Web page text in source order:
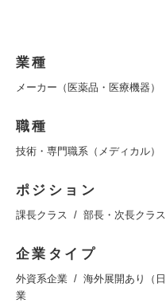
業種
メーカー（医薬品・医療機器）
職種
技術・専門職系（メディカル）
ポジション
課長クラス 部長・次長クラス
企業タイプ
外資系企業 海外展開あり（
業